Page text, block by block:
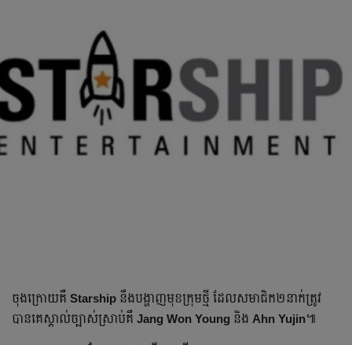
ចុងក្រោយ​គឺ Starship នឹង​បង្ហាញ​មុខ​ក្រុម​ថ្មី​ ដែល​សមាជិក២នាក់ត្រូវ​
បាន​គេស្គាល់​ច្បាស់ស្រាប់គឺ Jang Won Young និង Ahn Yujin៕​​​